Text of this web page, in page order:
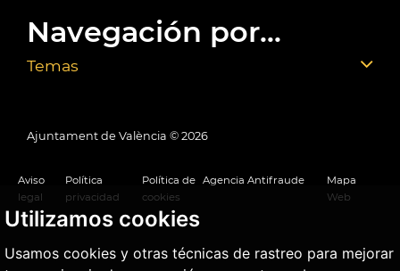
Utilizamos cookies
Usamos cookies y otras técnicas de rastreo para mejorar
Navegación por...
Temas
Ajuntament de València © 2026
Aviso
legal
Política
privacidad
Política de
cookies
Agencia Antifraude
Mapa
Web